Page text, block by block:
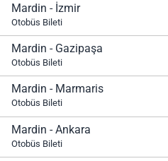
Mardin - İzmir
Otobüs Bileti
Mardin - Gazipaşa
Otobüs Bileti
Mardin - Marmaris
Otobüs Bileti
Mardin - Ankara
Otobüs Bileti